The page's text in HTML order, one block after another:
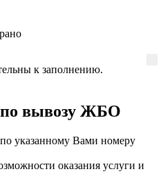
к заполнению.
по вывозу ЖБО
указанному Вами номеру
оказания услуги и